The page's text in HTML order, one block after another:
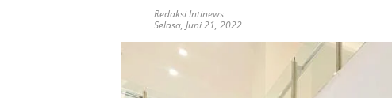
Redaksi Intinews
Selasa, Juni 21, 2022